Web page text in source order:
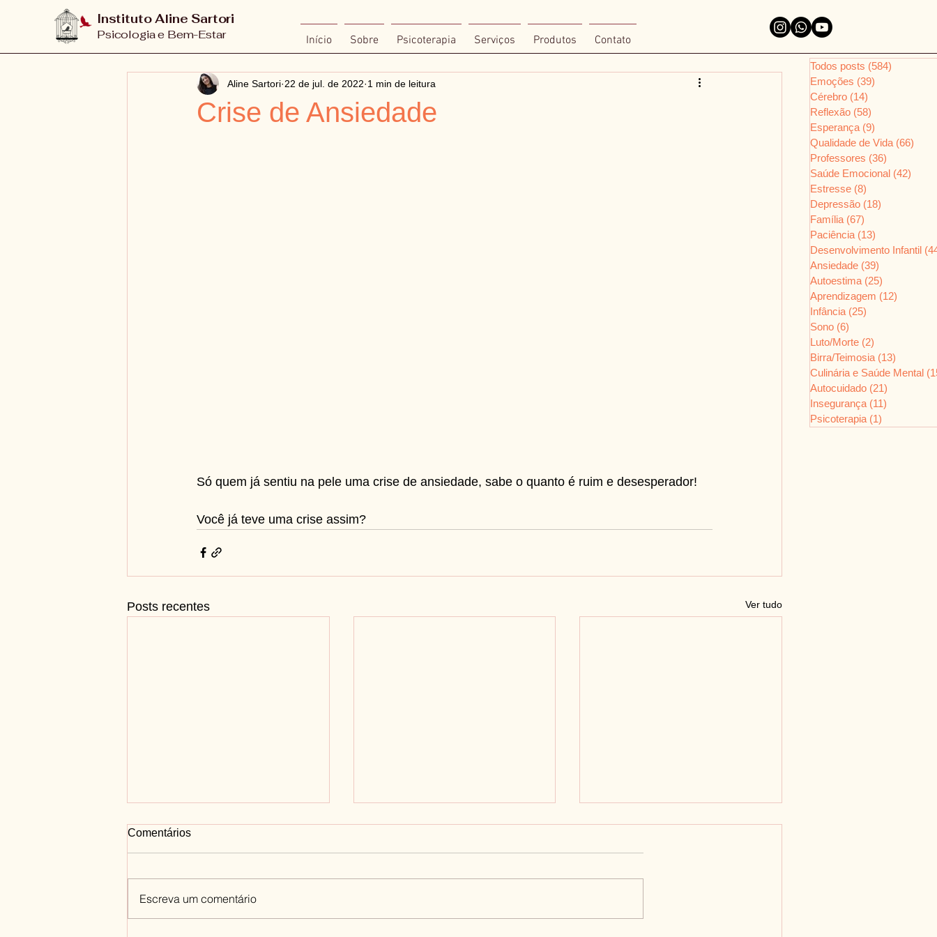
Instituto Aline Sartori
Psicologia e Bem-Estar Início Sobre Psicoterapia Serviços Produtos Contato
Crise de Ansiedade
Aline Sartori 22 de jul. de 2022 1 min de leitura
Só quem já sentiu na pele uma crise de ansiedade, sabe o quanto é ruim e desesperador!
Você já teve uma crise assim?
Posts recentes Ver tudo
Comentários
Escreva um comentário
Todos posts (584)
Emoções (39)
Cérebro (14)
Reflexão (58)
Esperança (9)
Qualidade de Vida (66)
Professores (36)
Saúde Emocional (42)
Estresse (8)
Depressão (18)
Família (67)
Paciência (13)
Desenvolvimento Infantil
Ansiedade (39)
Autoestima (25)
Aprendizagem (12)
Infância (25)
Sono (6)
Luto/Morte (2)
Birra/Teimosia (13)
Culinária e Saúde Mental
Autocuidado (21)
Insegurança (11)
Psicoterapia (1)